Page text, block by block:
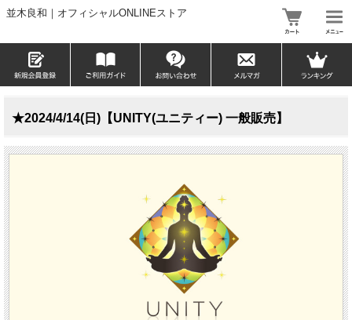
並木良和｜オフィシャルONLINEストア
★2024/4/14(日)【UNITY(ユニティー) 一般販売】